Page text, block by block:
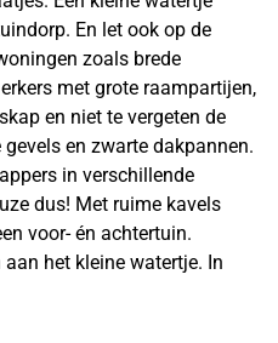
En let ook op de
zoals brede
met grote raampartijen,
en niet te vergeten de
en zwarte dakpannen.
in verschillende
dus! Met ruime kavels
voor- én achtertuin.
het kleine watertje. In